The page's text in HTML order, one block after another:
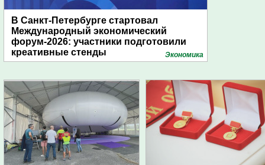
В Санкт-Петербурге стартовал
Международный экономический
форум-2026: участники подготовили
креативные стенды
Экономика